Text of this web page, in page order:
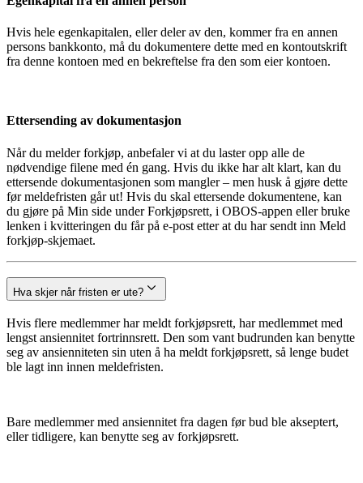
Hvis hele egenkapitalen, eller deler av den, kommer fra en annen
persons bankkonto, må du dokumentere dette med en kontoutskrift
fra denne kontoen med en bekreftelse fra den som eier kontoen.
Ettersending av dokumentasjon
Når du melder forkjøp, anbefaler vi at du laster opp alle de
nødvendige filene med én gang. Hvis du ikke har alt klart, kan du
ettersende dokumentasjonen som mangler – men husk å gjøre dette
før meldefristen går ut! Hvis du skal ettersende dokumentene, kan
du gjøre på Min side under Forkjøpsrett, i OBOS-appen eller bruke
lenken i kvitteringen du får på e-post etter at du har sendt inn Meld
forkjøp-skjemaet.
Hva skjer når fristen er ute?
Hvis flere medlemmer har meldt forkjøpsrett, har medlemmet med
lengst ansiennitet fortrinnsrett. Den som vant budrunden kan benytte
seg av ansienniteten sin uten å ha meldt forkjøpsrett, så lenge budet
ble lagt inn innen meldefristen.
Bare medlemmer med ansiennitet fra dagen før bud ble akseptert,
eller tidligere, kan benytte seg av forkjøpsrett.